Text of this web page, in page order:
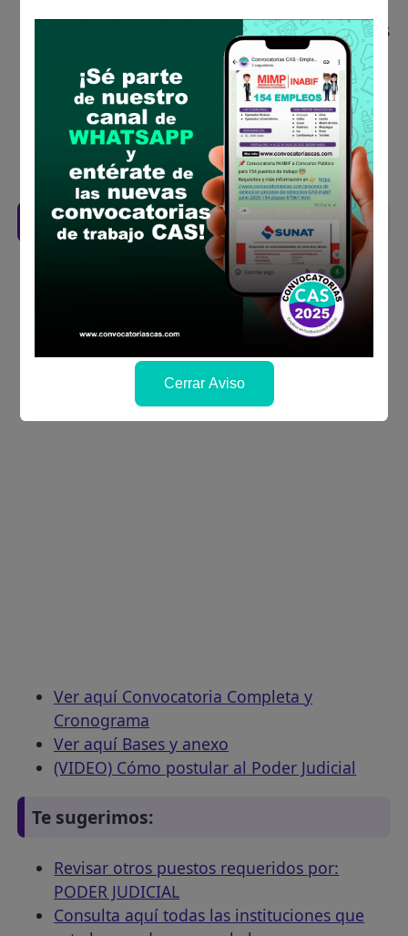
Antes de postular, verifica si cumples con los
requisitos para el puesto
Prepara tu documentación y presentalo en
la fechas y por los medios que indica las
bases
Revisar el cronograma para conocer cuando
se publicará los resultados
Descarga aquí las Bases
Ver aquí Convocatoria Completa y
Cronograma
Ver aquí Bases y anexo
(VIDEO) Cómo postular al Poder Judicial
Te sugerimos:
Revisar otros puestos requeridos por:
PODER JUDICIAL
Consulta aquí todas las instituciones que
Cerrar Aviso